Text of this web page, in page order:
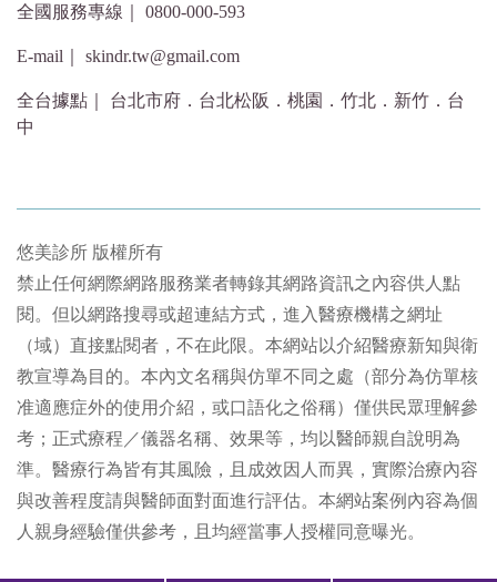
全國服務專線｜ 0800-000-593
E-mail｜ skindr.tw@gmail.com
全台據點｜ 台北市府．台北松阪．桃園．竹北．新竹．台
中
悠美診所 版權所有
禁止任何網際網路服務業者轉錄其網路資訊之內容供人點
閱。但以網路搜尋或超連結方式，進入醫療機構之網址
（域）直接點閱者，不在此限。本網站以介紹醫療新知與衛
教宣導為目的。本內文名稱與仿單不同之處（部分為仿單核
准適應症外的使用介紹，或口語化之俗稱）僅供民眾理解參
考；正式療程／儀器名稱、效果等，均以醫師親自說明為
準。醫療行為皆有其風險，且成效因人而異，實際治療內容
與改善程度請與醫師面對面進行評估。本網站案例內容為個
人親身經驗僅供參考，且均經當事人授權同意曝光。